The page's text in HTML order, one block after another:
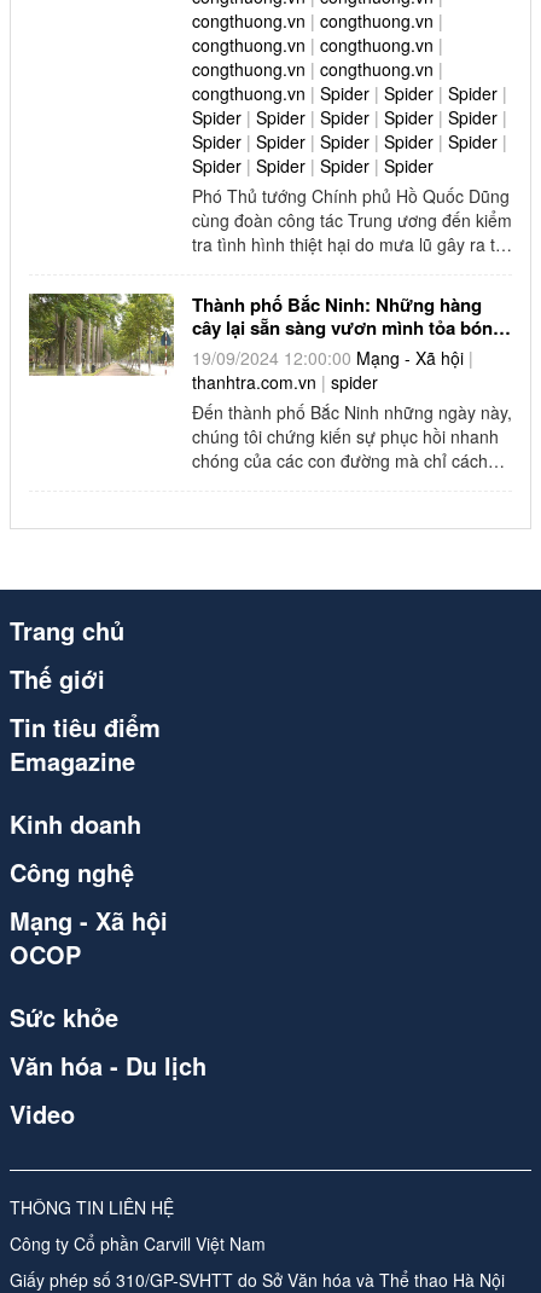
congthuong.vn (1)
congthuong.vn (1)
congthuong.vn (1)
congthuong.vn (1)
congthuong.vn (1)
congthuong.vn (1)
Spider
Spider
Spider
Spider
Spider
Spider (1)
qdnd.vn
qdnd.vn
qdnd.vn
qdnd.vn
qdnd.vn
qdnd.vn
congthuong.vn | congthuong.vn |
congthuong.vn | congthuong.vn |
congthuong.vn | congthuong.vn |
congthuong.vn | Spider | Spider | Spider |
Spider | Spider | Spider | Spider | Spider |
Spider | Spider | Spider | Spider | Spider |
Spider | Spider | Spider | Spider
Phó Thủ tướng Chính phủ Hồ Quốc Dũng
cùng đoàn công tác Trung ương đến kiểm
tra tình hình thiệt hại do mưa lũ gây ra tại
Thành phố Bắc Ninh: Những hàng
cây lại sẵn sàng vươn mình tỏa bóng
mát, ngát hương thơm
19/09/2024 12:00:00 Mạng - Xã hội |
thanhtra.com.vn | spider
Đến thành phố Bắc Ninh những ngày này,
chúng tôi chứng kiến sự phục hồi nhanh
chóng của các con đường mà chỉ cách
THÔNG TIN LIÊN HỆ
Công ty Cổ phần Carvill Việt Nam
Giấy phép số 310/GP-SVHTT do Sở Văn hóa và Thể thao Hà Nội
Trang chủ
Thế giới
Tin tiêu điểm
Emagazine
Kinh doanh
Công nghệ
Mạng - Xã hội
OCOP
Sức khỏe
Văn hóa - Du lịch
Video